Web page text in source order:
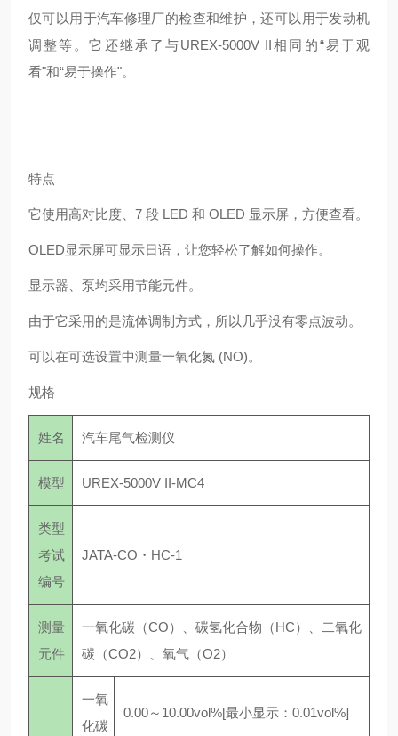
仅可以用于汽车修理厂的检查和维护，还可以用于发动机
调整等。它还继承了与UREX-5000V II相同的“易于观
看"和“易于操作"。
特点
它使用高对比度、7 段 LED 和 OLED 显示屏，方便查看。
OLED显示屏可显示日语，让您轻松了解如何操作。
显示器、泵均采用节能元件。
由于它采用的是流体调制方式，所以几乎没有零点波动。
可以在可选设置中测量一氧化氮 (NO)。
规格
姓名 汽车尾气检测仪
模型 UREX-5000V II-MC4
类型
考试
编号
JATA-CO・HC-1
测量
元件
一氧化碳（CO）、碳氢化合物（HC）、二氧化
碳（CO2）、氧气（O2）
一氧
化碳
0.00～10.00vol%[最小显示：0.01vol%]